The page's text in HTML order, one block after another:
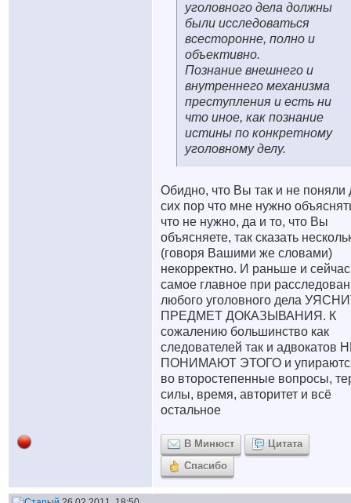
уголовного дела должны
были исследоваться
всесторонне, полно и
объективно.
Познание внешнего и
внутреннего механизма
преступления и есть ни
что иное, как познание
истины по конкретному
уголовному делу.
Обидно, что Вы так и не поняли
сих пор что мне нужно
что не нужно, да и то, что Вы
объясняете, так сказать
(говоря Вашими же словами)
некорректно. И раньше и сейчас
самое главное при
любого уголовного дела
ПРЕДМЕТ ДОКАЗЫВАНИЯ. К
сожалению большинство как
следователей так и адвокатов
ПОНИМАЮТ ЭТОГО и
во второстепенные вопросы,
силы, время, авторитет и всё
остальное
В Минюст
Цитата
Спасибо